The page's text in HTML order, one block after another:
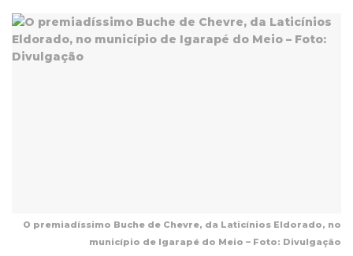
O premiadíssimo Buche de Chevre, da Laticínios Eldorado, no
município de Igarapé do Meio – Foto: Divulgação